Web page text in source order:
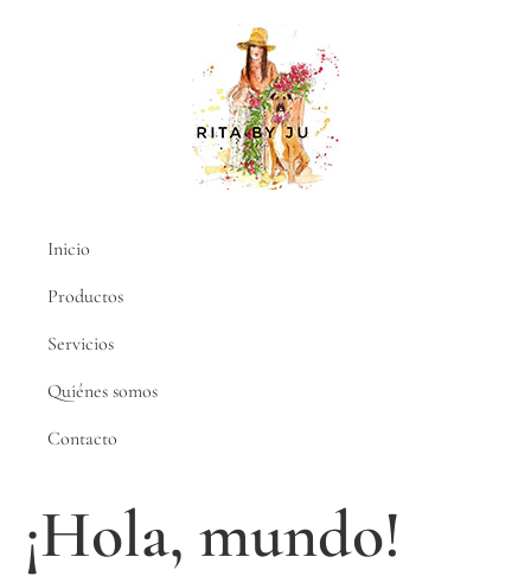
Inicio
Productos
Servicios
Quiénes somos
Contacto
¡Hola, mundo!